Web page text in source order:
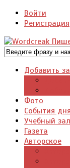
Войти
Регистрация
Добавить
Фото
События дня
Учебный зал
Газета
Авторское